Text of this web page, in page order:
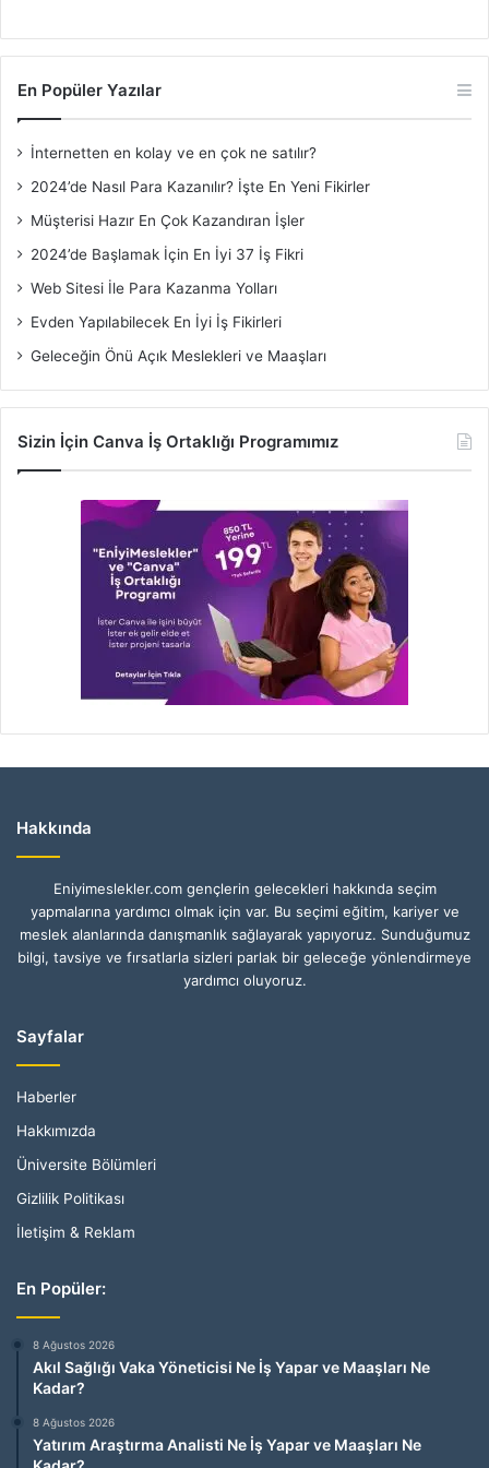
En Popüler Yazılar
İnternetten en kolay ve en çok ne satılır?
2024’de Nasıl Para Kazanılır? İşte En Yeni Fikirler
Müşterisi Hazır En Çok Kazandıran İşler
2024’de Başlamak İçin En İyi 37 İş Fikri
Web Sitesi İle Para Kazanma Yolları
Evden Yapılabilecek En İyi İş Fikirleri
Geleceğin Önü Açık Meslekleri ve Maaşları
Sizin İçin Canva İş Ortaklığı Programımız
Hakkında
Eniyimeslekler.com gençlerin gelecekleri hakkında seçim
yapmalarına yardımcı olmak için var. Bu seçimi eğitim, kariyer ve
meslek alanlarında danışmanlık sağlayarak yapıyoruz. Sunduğumuz
bilgi, tavsiye ve fırsatlarla sizleri parlak bir geleceğe yönlendirmeye
yardımcı oluyoruz.
Sayfalar
Haberler
Hakkımızda
Üniversite Bölümleri
Gizlilik Politikası
İletişim & Reklam
En Popüler:
8 Ağustos 2026
Akıl Sağlığı Vaka Yöneticisi Ne İş Yapar ve Maaşları Ne
Kadar?
8 Ağustos 2026
Yatırım Araştırma Analisti Ne İş Yapar ve Maaşları Ne